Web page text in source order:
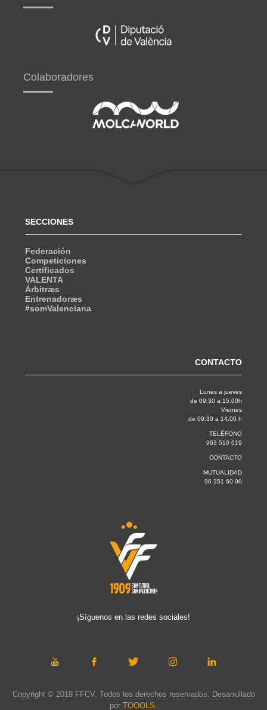
Colaboradores
SECCIONES
Federación
Competiciones
Certificados
VALENTA
Árbitræs
Entrenadoræs
#somValenciana
CONTACTO
Lunes a jueves
de 09:30 a 15.00h
Viernes
de 09:30 a 14.00 h
TELÉFONO
963 510 619
CONTACTO
MUTUALIDAD
96 351 60 00
¡Síguenos en las redes sociales!
Copyright © 2019 FFCV. Todos los derechos reservados. Desarrollado
por TOOOLS.